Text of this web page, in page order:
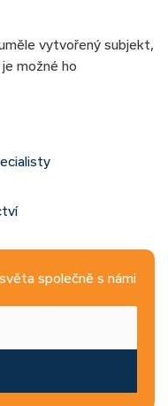
vytvořený subjekt,
možné ho
společně s námi